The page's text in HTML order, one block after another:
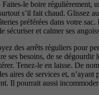
Faites-le boire régulièrement,
s’il fait chaud. Glissez
préférées dans votre
sécuriser et calmer ses
des arrêts réguliers pour
ses besoins, de se dégourdir
Tenez-le en laisse. De
aires de services et, n’ayant
Il pourrait aussi